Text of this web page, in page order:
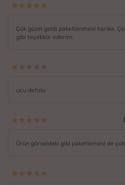
Çok güzel geldi paketlenmesi harika.
gibi teşekkür ederim.
ucu defolu
Ürün görseldeki gibi paketlemesi de çok